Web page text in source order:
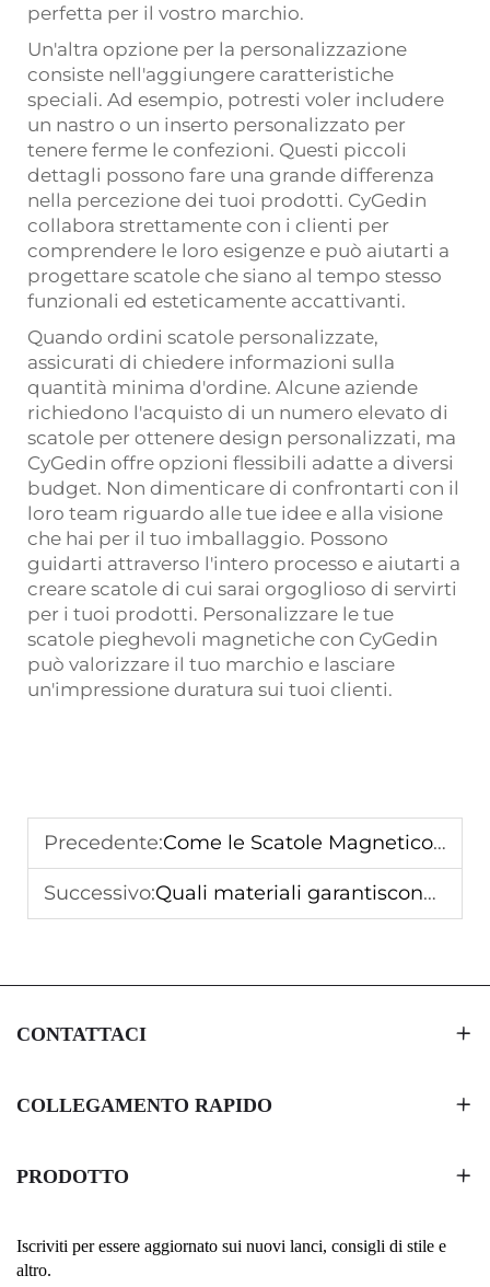
perfetta per il vostro marchio.
Un'altra opzione per la personalizzazione
consiste nell'aggiungere caratteristiche
speciali. Ad esempio, potresti voler includere
un nastro o un inserto personalizzato per
tenere ferme le confezioni. Questi piccoli
dettagli possono fare una grande differenza
nella percezione dei tuoi prodotti. CyGedin
collabora strettamente con i clienti per
comprendere le loro esigenze e può aiutarti a
progettare scatole che siano al tempo stesso
funzionali ed esteticamente accattivanti.
Quando ordini scatole personalizzate,
assicurati di chiedere informazioni sulla
quantità minima d'ordine. Alcune aziende
richiedono l'acquisto di un numero elevato di
scatole per ottenere design personalizzati, ma
CyGedin offre opzioni flessibili adatte a diversi
budget. Non dimenticare di confrontarti con il
loro team riguardo alle tue idee e alla visione
che hai per il tuo imballaggio. Possono
guidarti attraverso l'intero processo e aiutarti a
creare scatole di cui sarai orgoglioso di servirti
per i tuoi prodotti. Personalizzare le tue
scatole pieghevoli magnetiche con CyGedin
può valorizzare il tuo marchio e lasciare
un'impressione duratura sui tuoi clienti.
Precedente:Come le Scatole Magnetico-Ribaltabili Aumentano il Valore della Presentazione dei Regali
Successivo:Quali materiali garantiscono la durabilità delle scatole magnetiche pieghevoli
CONTATTACI
COLLEGAMENTO RAPIDO
PRODOTTO
Iscriviti per essere aggiornato sui nuovi lanci, consigli di stile e
altro.